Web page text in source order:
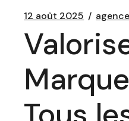
12 août 2025